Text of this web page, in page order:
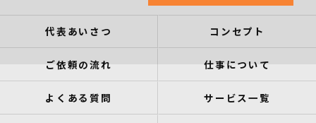
代表あいさつ コンセプト
ご依頼の流れ 仕事について
よくある質問 サービス一覧